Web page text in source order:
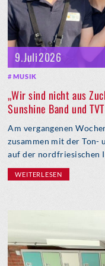
9. Juli 2026
MUSIK
„Wir sind nicht aus
Sunshine Band und
Am vergangenen
zusammen mit der Ton-
auf der nordfriesischen
WEITERLESEN